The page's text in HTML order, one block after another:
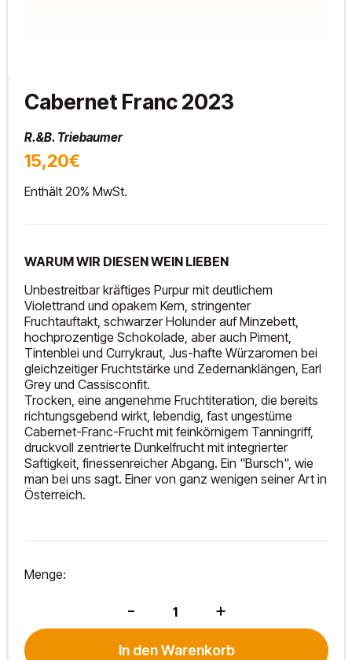
Cabernet Franc 2023
R.&B. Triebaumer
15,20€
Enthält 20% MwSt.
WARUM WIR DIESEN WEIN LIEBEN
Unbestreitbar kräftiges Purpur mit deutlichem
Violettrand und opakem Kern, stringenter
Fruchtauftakt, schwarzer Holunder auf Minzebett,
hochprozentige Schokolade, aber auch Piment,
Tintenblei und Currykraut, Jus-hafte Würzaromen bei
gleichzeitiger Fruchtstärke und Zedernanklängen, Earl
Grey und Cassisconfit.
Trocken, eine angenehme Fruchtiteration, die bereits
richtungsgebend wirkt, lebendig, fast ungestüme
Cabernet-Franc-Frucht mit feinkörnigem Tanningriff,
druckvoll zentrierte Dunkelfrucht mit integrierter
Saftigkeit, finessenreicher Abgang. Ein "Bursch", wie
man bei uns sagt. Einer von ganz wenigen seiner Art in
Österreich.
Menge:
-
Franc
2023
Menge
+
In den Warenkorb